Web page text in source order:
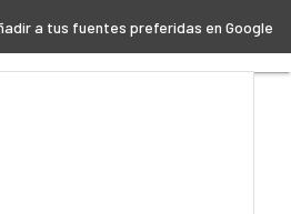
a tus fuentes preferidas en Google